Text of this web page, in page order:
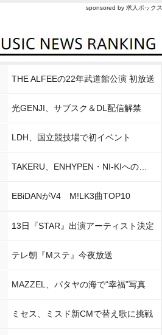
sponsored by 求人ボックス
THE ALFEEの22年武道館公演 初放送
光GENJI、サブスク＆DL配信解禁
LDH、国立競技場で初イベント
EBiDANがV4 M!LK3曲TOP10
13日『STAR』出演アーティスト決定
テレ朝『Mステ』今夜放送
MAZZEL、パタヤの海で“幸福”写真
ミセス、ミスド新CMで替え歌に挑戦